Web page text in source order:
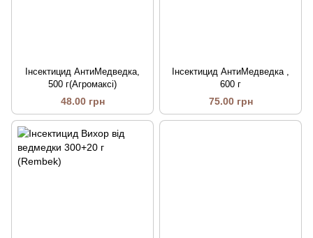
Інсектицид АнтиМедведка,
500 г(Агромаксі)
48.00 грн
Інсектицид АнтиМедведка ,
600 г
75.00 грн